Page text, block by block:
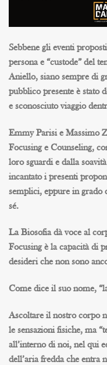
Sebbene gli eventi
persona e “custode” del
Aniello, siano sempre di
pubblico presente è stato
e sconosciuto viaggio
Emmy Parisi e Massimo
Focusing e Counseling,
loro sguardi e dalla
incantato i presenti
semplici, eppure in grado
sé.
La Biosofia dà voce al
Focusing è la capacità di
desideri che non sono
Come dice il suo nome,
Ascoltare il nostro corpo
le sensazioni fisiche, ma
all’interno di noi, nel qui
dell’aria fredda che entra